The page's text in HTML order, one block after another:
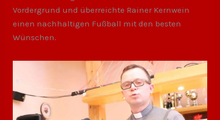
Vordergrund und überreichte Rainer Kernwein
einen nachhaltigen Fußball mit den besten
Wünschen.